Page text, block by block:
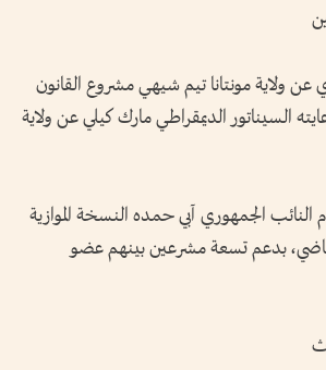
عن ولاية مونتانا تيم شيهي مشروع القانون
السيناتور الديمقراطي مارك كيلي عن ولاية
الجمهوري آبي حمده النسخة الموازية
بدعم تسعة مشرعين بينهم عضو